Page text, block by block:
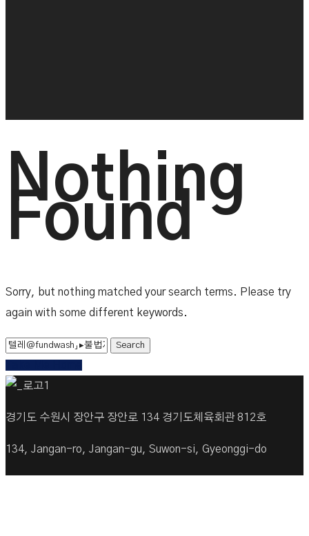
Nothing
Found
Sorry, but nothing matched your search terms. Please try
again with some different keywords.
경기도 수원시 장안구 장안로 134 경기도체육회관 812호
134, Jangan-ro, Jangan-gu, Suwon-si, Gyeonggi-do